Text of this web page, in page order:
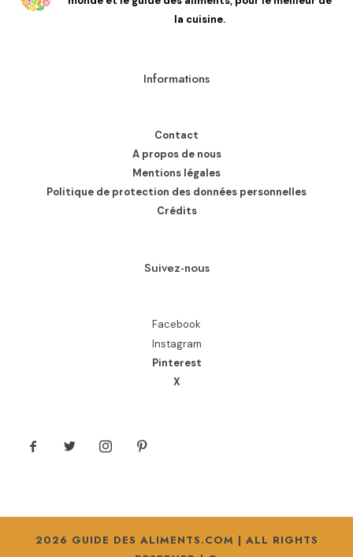
la cuisine.
Informations
Contact
A propos de nous
Mentions légales
Politique de protection des données personnelles
Crédits
Suivez-nous
Facebook
Instagram
Pinterest
X
2026 GUIDE DES ALIMENTS.COM | ALL RIGHTS